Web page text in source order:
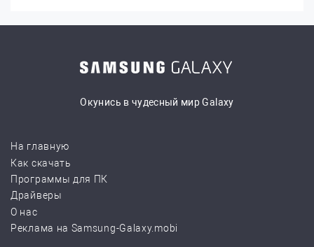
Окунись в чудесный мир Galaxy
На главную
Как скачать
Программы для ПК
Драйверы
О нас
Реклама на Samsung-Galaxy.mobi